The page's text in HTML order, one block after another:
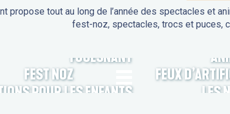
propose tout au long de l’année des spectacles et
fest-noz, spectacles, trocs et puces,
FOUESNANT
FEST NOZ
FEUX
POUR LES ENFANTS
LES